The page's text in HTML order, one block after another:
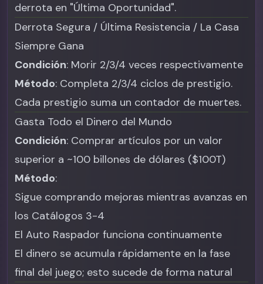
derrota en "Última Oportunidad".
Derrota Segura / Última Resistencia / La Casa
Siempre Gana
Condición: Morir 2/3/4 veces respectivamente
Método: Completa 2/3/4 ciclos de prestigio.
Cada prestigio suma un contador de muertes.
Gasta Todo el Dinero del Mundo
Condición: Comprar artículos por un valor
superior a ~100 billones de dólares ($100T)
Método:
Sigue comprando mejoras mientras avanzas en
los Catálogos 3-4
El Auto Raspador funciona continuamente
El dinero se acumula rápidamente en la fase
final del juego; esto sucede de forma natural